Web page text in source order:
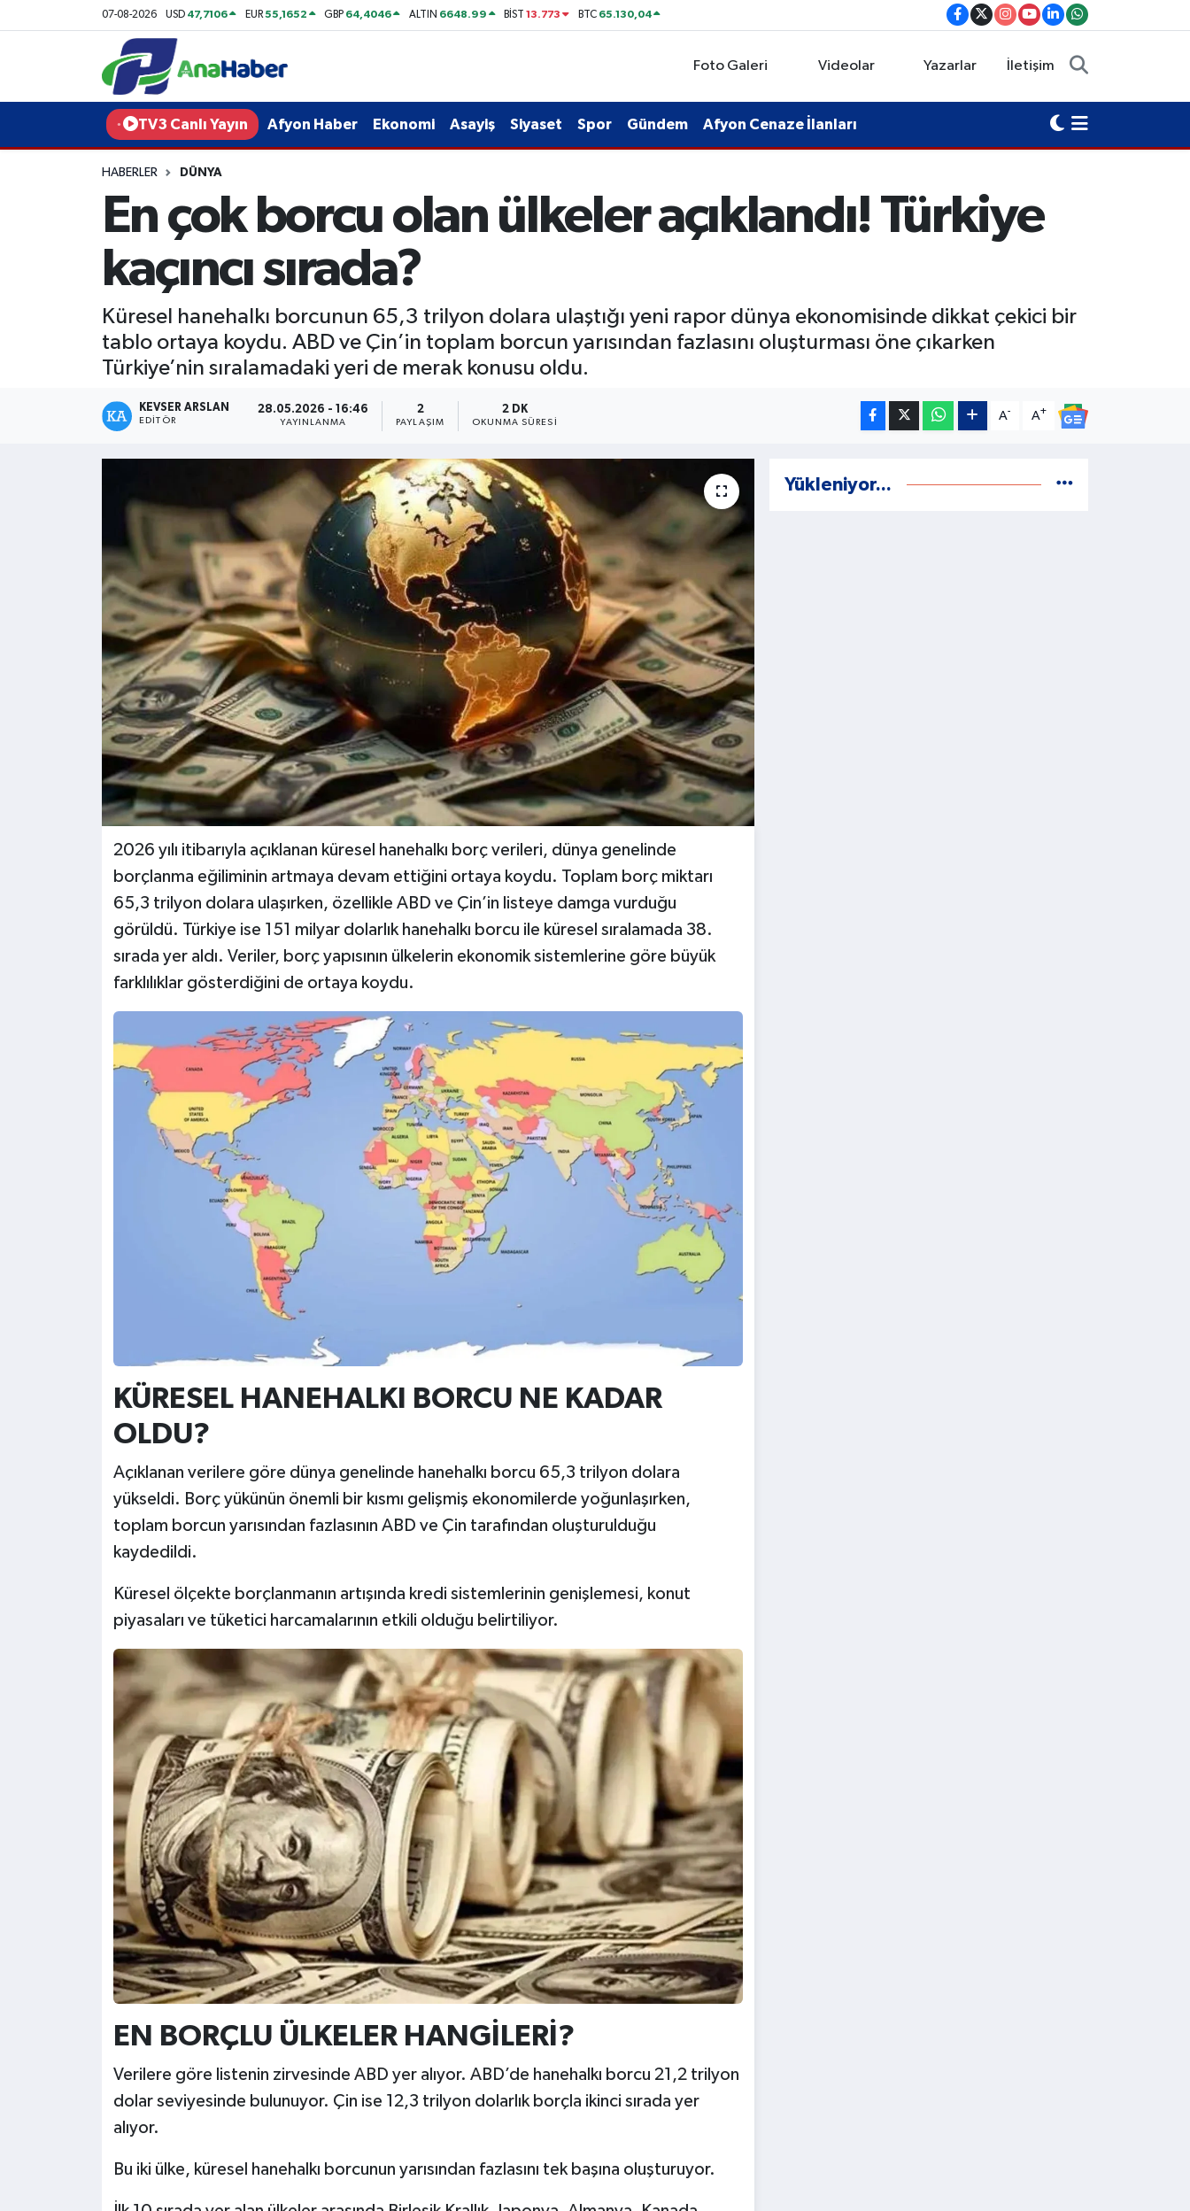
07-08-2026 USD 47,7106 EUR55,1652 GBP 64,4046 ALTIN 6648.99 BİST13.773 BTC 65.130,04
Foto Galeri Videolar Yazarlar İletişim
TV3 Canlı Yayın Afyon Haber Ekonomi Asayiş Siyaset Spor Gündem Afyon Cenaze İlanları
HABERLER DÜNYA
En çok borcu olan ülkeler açıklandı! Türkiye
kaçıncı sırada?
Küresel hanehalkı borcunun 65,3 trilyon dolara ulaştığı yeni rapor dünya ekonomisinde dikkat çekici bir
tablo ortaya koydu. ABD ve Çin’in toplam borcun yarısından fazlasını oluşturması öne çıkarken
Türkiye’nin sıralamadaki yeri de merak konusu oldu.
KEVSER ARSLAN
EDITÖR
28.05.2026 - 16:46
YAYINLANMA
2
PAYLAŞIM
2 DK
OKUNMA SÜRESI
A- A+
2026 yılı itibarıyla açıklanan küresel hanehalkı borç verileri, dünya genelinde
borçlanma eğiliminin artmaya devam ettiğini ortaya koydu. Toplam borç miktarı
65,3 trilyon dolara ulaşırken, özellikle ABD ve Çin’in listeye damga vurduğu
görüldü. Türkiye ise 151 milyar dolarlık hanehalkı borcu ile küresel sıralamada 38.
sırada yer aldı. Veriler, borç yapısının ülkelerin ekonomik sistemlerine göre büyük
farklılıklar gösterdiğini de ortaya koydu.
KÜRESEL HANEHALKI BORCU NE KADAR
OLDU?
Açıklanan verilere göre dünya genelinde hanehalkı borcu 65,3 trilyon dolara
yükseldi. Borç yükünün önemli bir kısmı gelişmiş ekonomilerde yoğunlaşırken,
toplam borcun yarısından fazlasının ABD ve Çin tarafından oluşturulduğu
kaydedildi.
Küresel ölçekte borçlanmanın artışında kredi sistemlerinin genişlemesi, konut
piyasaları ve tüketici harcamalarının etkili olduğu belirtiliyor.
EN BORÇLU ÜLKELER HANGİLERİ?
Verilere göre listenin zirvesinde ABD yer alıyor. ABD’de hanehalkı borcu 21,2 trilyon
dolar seviyesinde bulunuyor. Çin ise 12,3 trilyon dolarlık borçla ikinci sırada yer
alıyor.
Bu iki ülke, küresel hanehalkı borcunun yarısından fazlasını tek başına oluşturuyor.
Yükleniyor...
Yurt Haber
Afyon Haber
Kültür - Sanat
Afyonkarahisar Nöbetçi Eczaneler
Afyonkarahisar Hava Durumu
Afyonkarahisar Trafik Yoğunluk Haritası
Süper Lig Puan Durumu ve Fikstür
Son Dakika Haberleri